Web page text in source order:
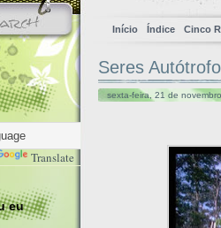
Início Índice Cinco
Translate
eu
Seres
sexta-feira, 21 de